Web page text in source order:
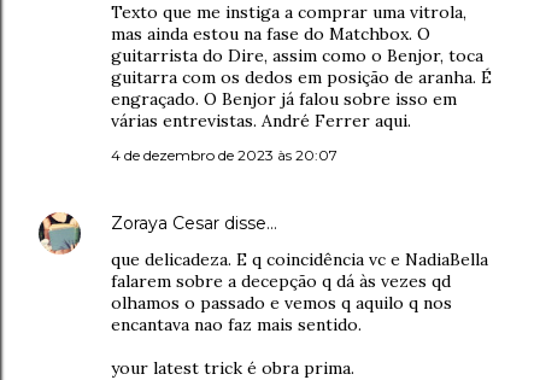
Texto que me instiga a comprar uma vitrola,
mas ainda estou na fase do Matchbox. O
guitarrista do Dire, assim como o Benjor, toca
guitarra com os dedos em posição de aranha. É
engraçado. O Benjor já falou sobre isso em
várias entrevistas. André Ferrer aqui.
4 de dezembro de 2023 às 20:07
Zoraya Cesar disse…
que delicadeza. E q coincidência vc e NadiaBella
falarem sobre a decepção q dá às vezes qd
olhamos o passado e vemos q aquilo q nos
encantava nao faz mais sentido.
your latest trick é obra prima.